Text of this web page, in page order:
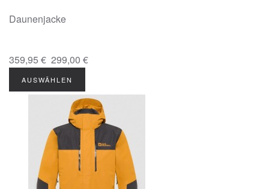
Daunenjacke
359,95 € 299,00 €
AUSWÄHLEN